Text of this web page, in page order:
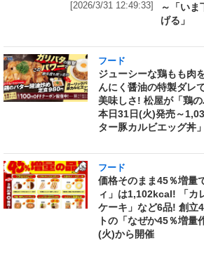
[2026/3/31 12:49:33]
～「いま
げる」
フード
ジューシーな鶏もも肉
んにく醤油の特製ダレ
美味しさ! 松屋が「鶏
本日31日(火)発売～
ター豚カルビエッグ丼
フード
価格そのまま45％増量
ィ」は1,102kcal! 「カ
ケーキ」など6品! 創立
トの「なぜか45％増量
(火)から開催